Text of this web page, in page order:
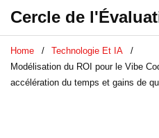
Cercle de
Home
Technologie Et IA
Modélisation du ROI pour le Vibe
accélération du temps et gains de